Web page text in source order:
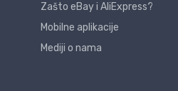
Zašto eBay i AliExpress?
Mobilne aplikacije
Mediji o nama